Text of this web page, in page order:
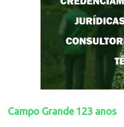
Campo Grande 123 anos